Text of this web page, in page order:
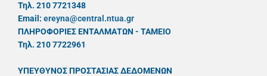
Τηλ. 210 7721348
Email: ereyna@central.ntua.gr
ΠΛΗΡΟΦΟΡΙΕΣ ΕΝΤΑΛΜΑΤΩΝ - ΤΑΜΕΙΟ
Τηλ. 210 7722961
ΥΠΕΥΘYΝΟΣ ΠΡΟΣΤΑΣΙΑΣ ΔΕΔΟΜΕΝΩΝ